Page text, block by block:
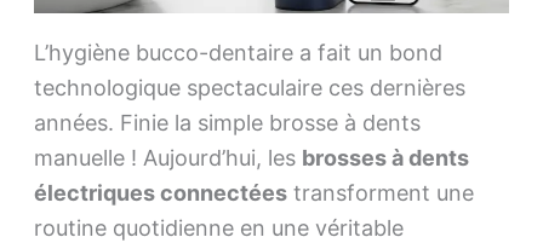
L’hygiène bucco-dentaire a fait un bond
technologique spectaculaire ces dernières
années. Finie la simple brosse à dents
manuelle ! Aujourd’hui, les brosses à dents
électriques connectéestransforment une
routine quotidienne en une véritable